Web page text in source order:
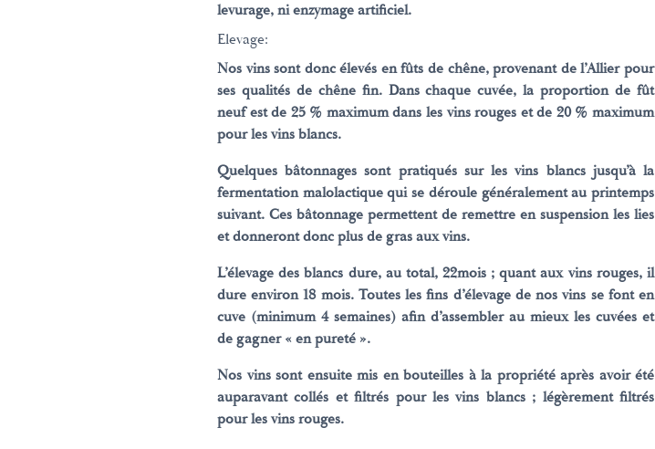
levurage, ni enzymage artificiel.
Elevage:
Nos vins sont donc élevés en fûts de chêne, provenant de l’Allier pour
ses qualités de chêne fin. Dans chaque cuvée, la proportion de fût
neuf est de 25 % maximum dans les vins rouges et de 20 % maximum
pour les vins blancs.
Quelques bâtonnages sont pratiqués sur les vins blancs jusqu’à la
fermentation malolactique qui se déroule généralement au printemps
suivant. Ces bâtonnage permettent de remettre en suspension les lies
et donneront donc plus de gras aux vins.
L’élevage des blancs dure, au total, 22mois ; quant aux vins rouges, il
dure environ 18 mois. Toutes les fins d’élevage de nos vins se font en
cuve (minimum 4 semaines) afin d’assembler au mieux les cuvées et
de gagner « en pureté ».
Nos vins sont ensuite mis en bouteilles à la propriété après avoir été
auparavant collés et filtrés pour les vins blancs ; légèrement filtrés
pour les vins rouges.